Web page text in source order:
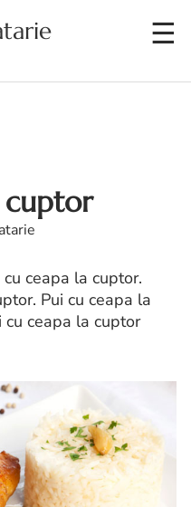
cuptor
ceapa la cuptor.
Pui cu ceapa la
ceapa la cuptor